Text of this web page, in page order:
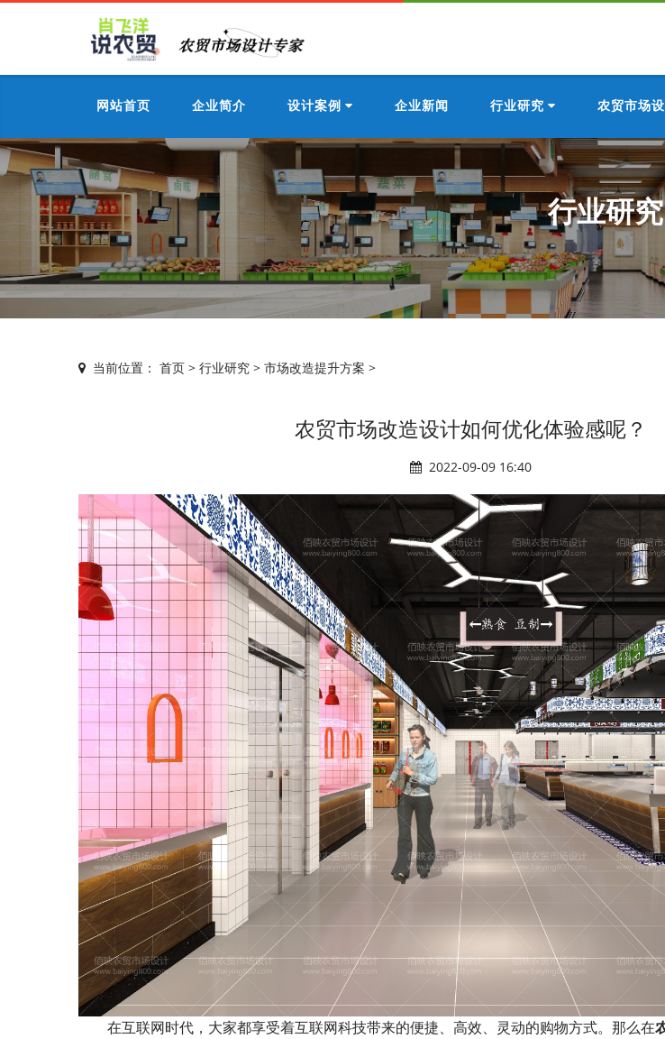
网站首页 企业简介 设计案例 企业新闻 行业研究 农贸市场
行业研究
当前位置： 首页 > 行业研究 > 市场改造提升方案 >
农贸市场改造设计如何优化体验感呢？
2022-09-09 16:40
在互联网时代，大家都享受着互联网科技带来的便捷、高效、灵动的购物方式。那么在